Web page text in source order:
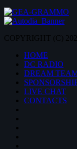
COPYRIGHT (C)
HOME
DC RADIO
DREAM
LIVE CHAT
CONTACTS